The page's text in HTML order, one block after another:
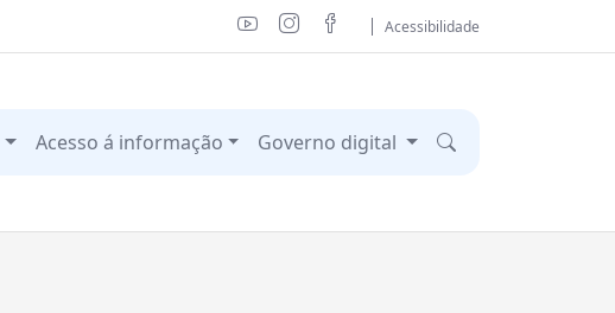
Acessibilidade
Acesso á informação Governo digital